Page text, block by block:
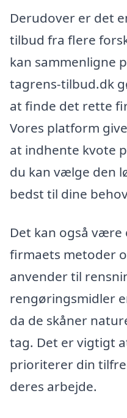
Derudover er det
tilbud fra flere
kan sammenligne
tagrens-tilbud.dk
at finde det rette
Vores platform
at indhente kvote
du kan vælge den
bedst til dine
Det kan også
firmaets metoder
anvender til
rengøringsmidler
da de skåner
tag. Det er vigtigt
prioriterer din
deres arbejde.